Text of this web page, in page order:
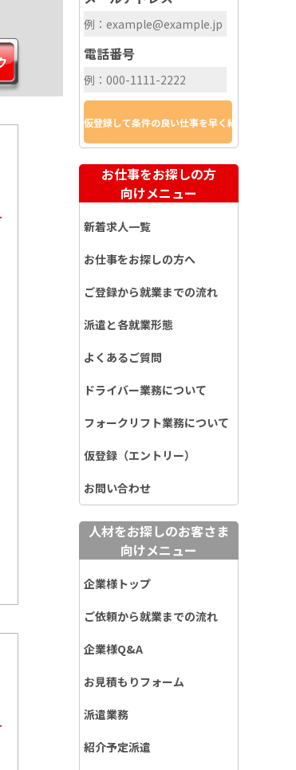
電話番号
お仕事をお探しの方
向けメニュー
新着求人一覧
お仕事をお探しの方へ
ご登録から就業までの流れ
派遣と各就業形態
よくあるご質問
ドライバー業務について
フォークリフト業務について
仮登録（エントリー）
お問い合わせ
人材をお探しのお客さま
向けメニュー
企業様トップ
ご依頼から就業までの流れ
企業様Q&A
お見積もりフォーム
派遣業務
紹介予定派遣